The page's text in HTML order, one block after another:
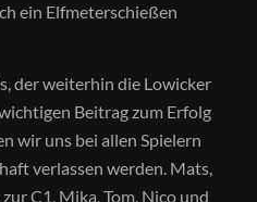
ein Elfmeterschießen
der weiterhin die Lowicker
Beitrag zum Erfolg
wir uns bei allen Spielern
verlassen werden. Mats,
C1, Mika, Tom, Nico und